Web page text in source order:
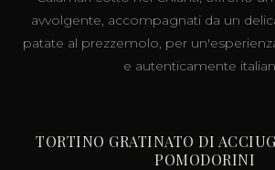
avvolgente, accompagnati da un
patate al prezzemolo, per
e autenticamente
TORTINO GRATINATO DI
POMODORINI